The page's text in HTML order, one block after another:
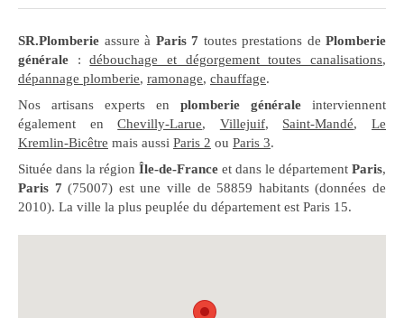
SR.Plomberie assure à Paris 7 toutes prestations de Plomberie
générale :débouchage et dégorgement toutes canalisations,
dépannage plomberie, ramonage, chauffage.
Nos artisans experts en plomberie générale interviennent
également enChevilly-Larue, Villejuif, Saint-Mandé,Le
Kremlin-Bicêtre mais aussi Paris 2 ou Paris 3.
Située dans la région Île-de-France et dans le département Paris,
Paris 7 (75007) est une ville de 58859 habitants (données de
2010). La ville la plus peuplée du département est Paris 15.